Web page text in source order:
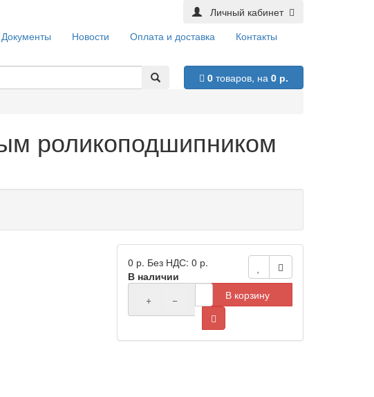
Личный кабинет
Документы Новости Оплата и доставка Контакты
0товаров, на 0 р.
роликоподшипником
0 р. Без НДС: 0 р.
В наличии
+
− В корзину